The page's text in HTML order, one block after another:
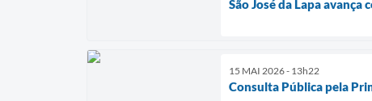
São José da Lapa
15 MAI 2026 - 13h22
Consulta Pública pela